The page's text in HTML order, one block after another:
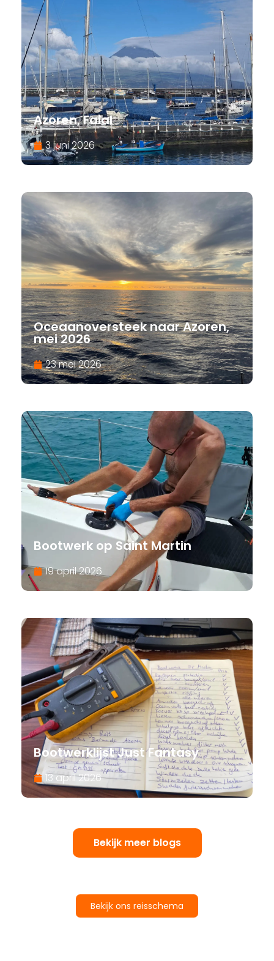
Azoren, Faial
3 juni 2026
Oceaanoversteek naar Azoren,
mei 2026
23 mei 2026
Bootwerk op Saint Martin
19 april 2026
Bootwerklijst Just Fantasy
13 april 2026
Bekijk meer blogs
Bekijk ons reisschema